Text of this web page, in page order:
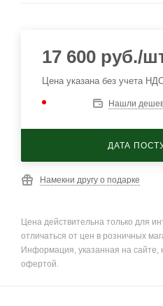
17 600 руб./
Цена указана без учета
Нашли
ДАТА
Намекни другу о подарке
Цена действительна только для
отличаться от цен в розничных
Информация, указанная на сайте,
офертой.